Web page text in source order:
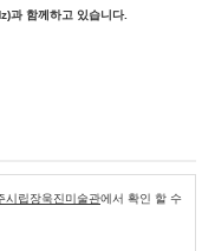
과 함께하고 있습니다.
시립장욱진미술관에서 확인 할 수